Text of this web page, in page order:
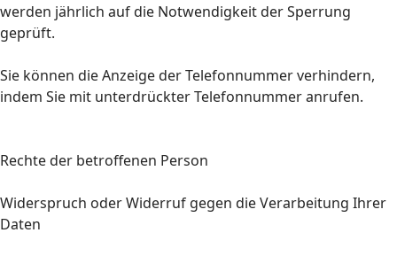
werden jährlich auf die Notwendigkeit der Sperrung
geprüft.
Sie können die Anzeige der Telefonnummer verhindern,
indem Sie mit unterdrückter Telefonnummer anrufen.
Rechte der betroffenen Person
Widerspruch oder Widerruf gegen die Verarbeitung Ihrer
Daten